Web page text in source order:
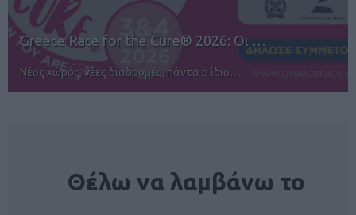
12ος TUI Rhodes Marathon: Άνοιγμα ε…
Αγώνες για όλους στην Ρόδο
Θέλω να λαμβάνω το